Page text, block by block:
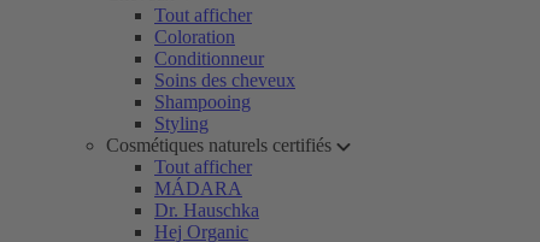
Tout afficher
Coloration
Conditionneur
Soins des cheveux
Shampooing
Styling
Cosmétiques naturels certifiés
Tout afficher
MÁDARA
Dr. Hauschka
Hej Organic